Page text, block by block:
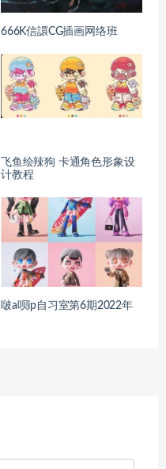
666K信譞CG插画网络班
飞鱼绘辣狗 卡通角色形象设
计教程
啵a呗ip自习室第6期2022年